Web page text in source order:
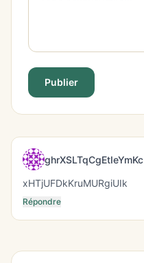
Publier
ghrXSLTqCgEtIeYmKc
xHTjUFDkKruMURgiUIk
Répondre